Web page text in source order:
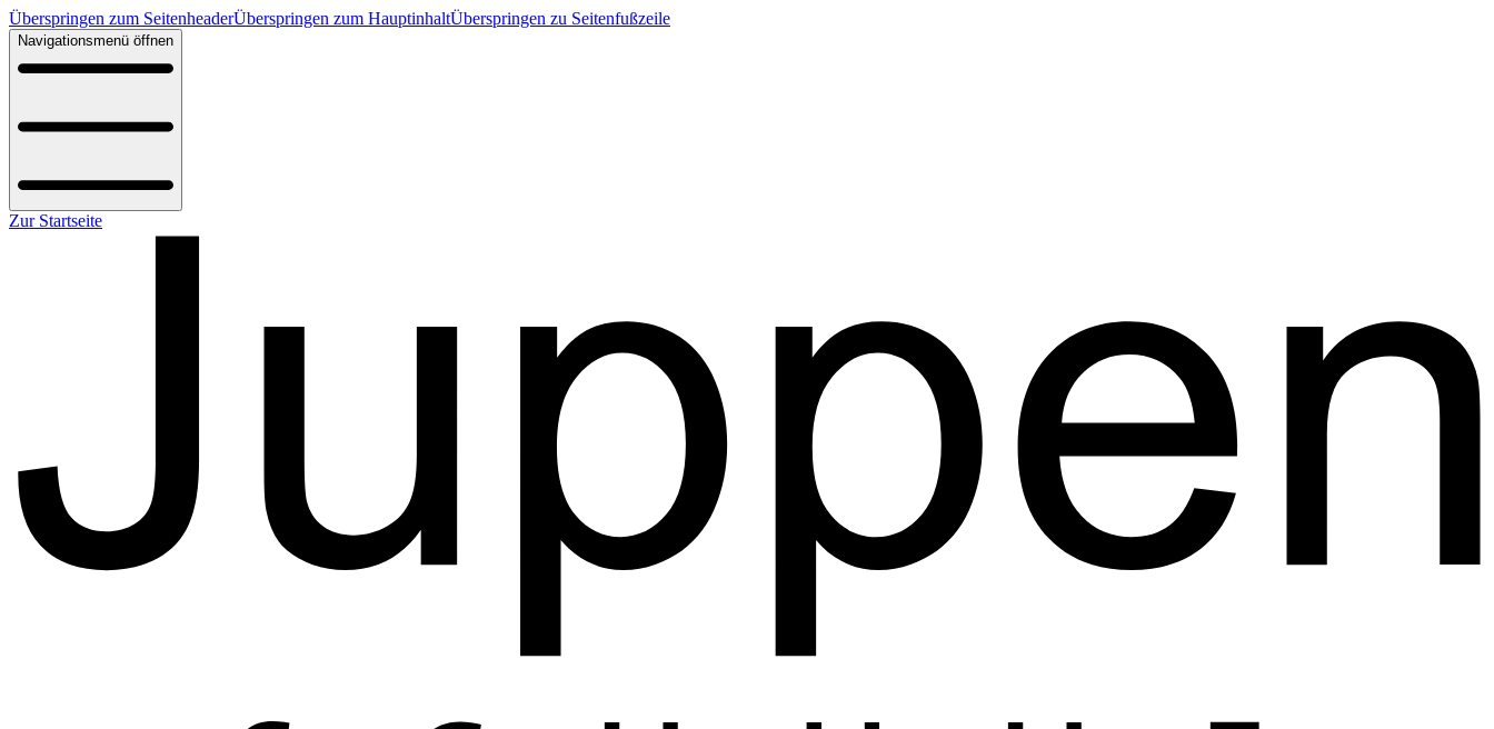
Überspringen zum SeitenheaderÜberspringen zum HauptinhaltÜberspringen zu Seitenfußzeile
Navigationsmenü öffnen
Zur Startseite